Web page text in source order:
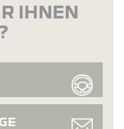
IHNEN